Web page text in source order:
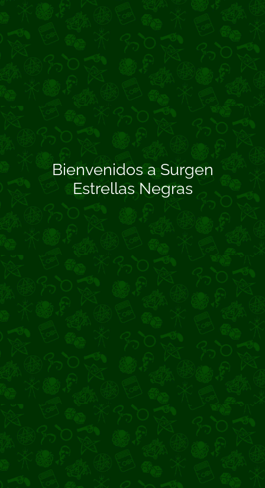
Bienvenidos a Surgen
Estrellas Negras